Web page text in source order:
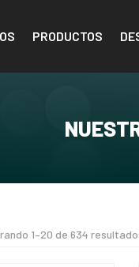
PRODUCTOS
1–20 de 634